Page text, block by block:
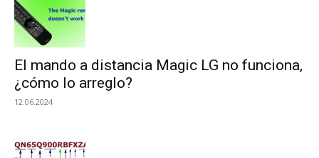
El mando a distancia Magic LG no funciona,
¿cómo lo arreglo?
12.06.2024